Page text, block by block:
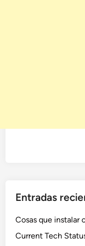
Entradas
Cosas que instalar
Current Tech